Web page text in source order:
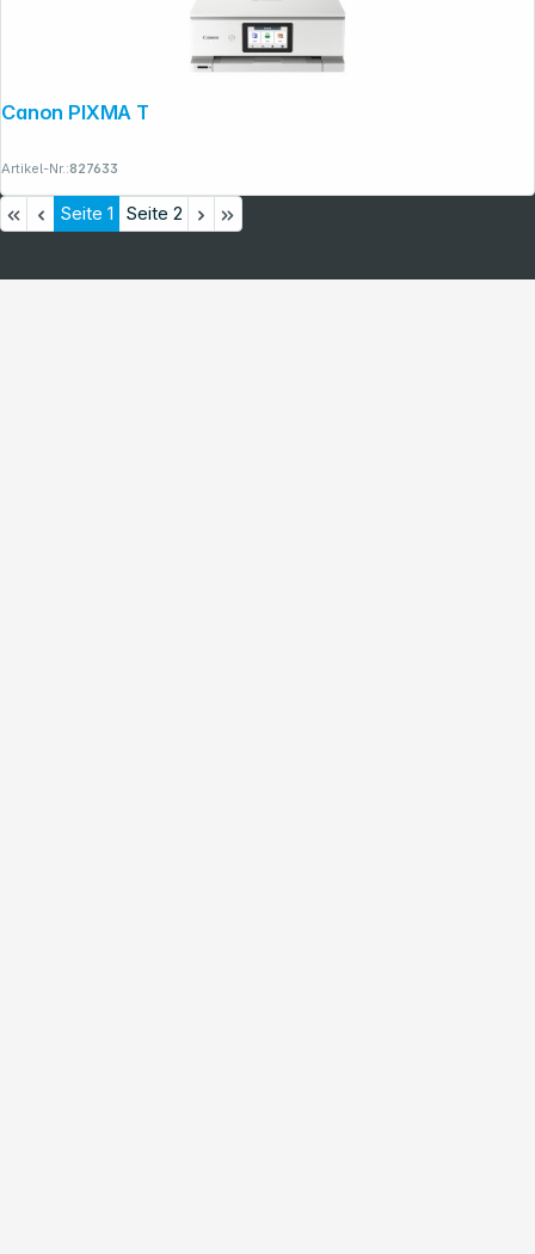
Canon PIXMA TS 8751
Artikel-Nr.:827633
Seite 1 Seite 2